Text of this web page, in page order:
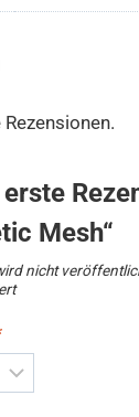
Mesh“
nicht